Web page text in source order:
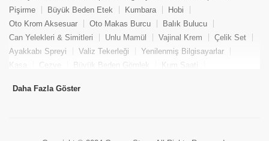
Pişirme
Büyük Beden Etek Kumbara
Hobi
Oto Krom Aksesuar
Oto Makas Burcu
Balık Bulucu
Can Yelekleri & Simitleri
Unlu Mamül Vajinal Krem
Çelik Set
Ayakkabı Spreyi
Valiz Tekerleği
Yenilenmiş Bilgisayarlar
Kasa
Cezve Büyük Beden Gömlek
Kum Saati
Tekne Bağlama & Demirleme
Daha Fazla Göster